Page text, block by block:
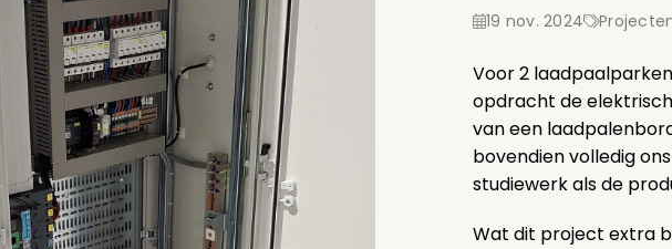
19 nov. 2024
Voor 2
opdracht de
van een
bovendien volledig
studiewerk als de
Wat dit project extra